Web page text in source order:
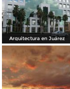
Arquitectura en Juárez